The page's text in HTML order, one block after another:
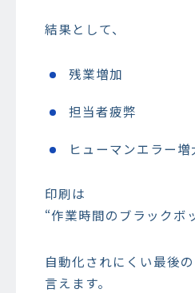
結果として、
残業増加
担当者疲弊
ヒューマンエラー増
印刷は
“作業時間のブラックボ
自動化されにくい最後
言えます。